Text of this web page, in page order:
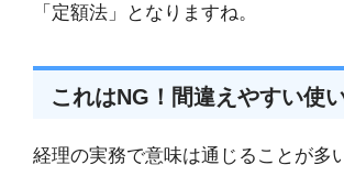
「定額法」となりますね。
これはNG！間違えやすい使
経理の実務で意味は通じることが多